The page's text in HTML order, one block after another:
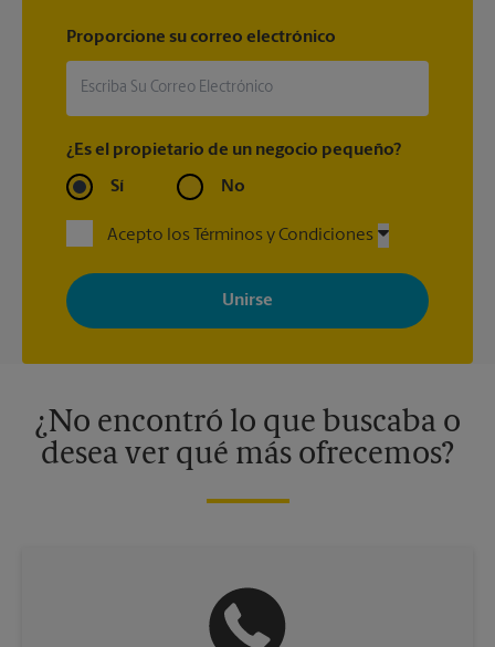
Proporcione su correo electrónico
¿Es el propietario de un negocio pequeño?
Sí No
Acepto los Términos y Condiciones
Al registrarse, acepta recibir correos electrónicos de The UPS
Store con noticias, ofertas especiales, promociones y mensajes
adaptados a sus intereses. Puede darse de baja en cualquier
momento. Para más información, consulte nuestra política de
¿No encontró lo que buscaba o
desea ver qué más ofrecemos?